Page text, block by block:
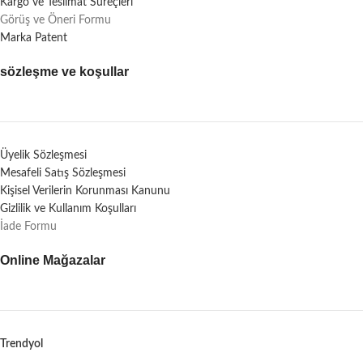
Görüş ve Öneri Formu
Marka Patent
sözleşme ve koşullar
Üyelik Sözleşmesi
Mesafeli Satış Sözleşmesi
Kişisel Verilerin Korunması Kanunu
Gizlilik ve Kullanım Koşulları
İade Formu
Online Mağazalar
Trendyol